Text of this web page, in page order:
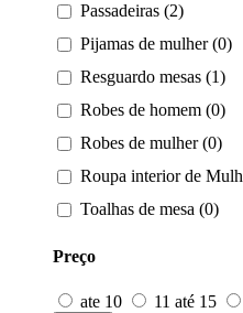
Passadeiras (2)
Pijamas de mulher (0)
Resguardo mesas (1)
Robes de homem (0)
Robes de mulher (0)
Roupa interior de
Toalhas de mesa (0)
Preço
ate 10 11 até 15